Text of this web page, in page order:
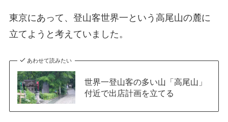
東京にあって、登山客世界一という高尾山の麓に
立てようと考えていました。
あわせて読みたい
世界一登山客の多い山「高尾山」
付近で出店計画を立てる